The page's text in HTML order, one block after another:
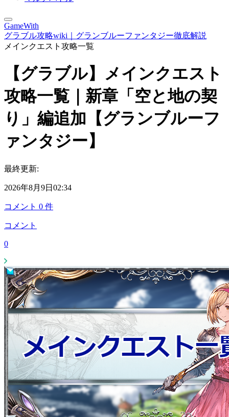
GameWith
グラブル攻略wiki｜グランブルーファンタジー徹底解説
メインクエスト攻略一覧
【グラブル】メインクエスト
攻略一覧｜新章「空と地の契
り」編追加【グランブルーフ
ァンタジー】
最終更新:
2026年8月9日02:34
コメント 0 件
コメント
0